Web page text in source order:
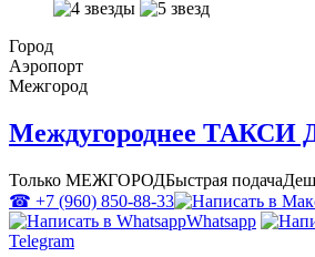
Город
Аэропорт
Межгород
Междугороднее
Только МЕЖГОРОДБыстрая подача
☎ +7 (960) 850-88-33
Whatsapp
Telegram